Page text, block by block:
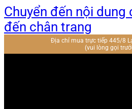
Chuyển đến nội dung
đến chân trang
Địa chỉ mua trực tiếp 445/8
(vui lòng gọi